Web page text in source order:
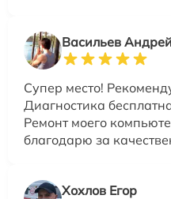
Васильев Андрей
Супер место!
Диагностика
Ремонт моего
благодарю за
Хохлов Егор